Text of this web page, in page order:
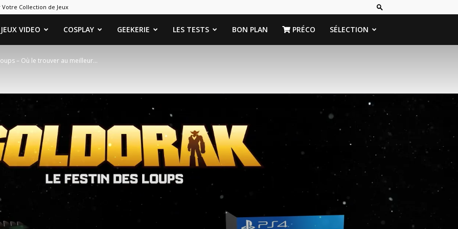
Votre Collection de Jeux
JEUX VIDEO COSPLAY GEEKERIE LES TESTS BON PLAN PRÉCO SÉLECTION
– Où le trouver au meilleur...